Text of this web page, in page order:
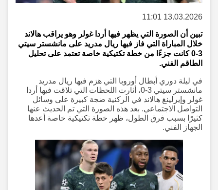
13.03.2026 11:01
تبين أن الصورة التي يظهر فيها أردا غولر وهو يراقب هالاند
خلال المباراة التي فاز فيها ريال مدريد على مانشستر سيتي
3-0 كانت جزءًا من خطة تكتيكية خاصة تعتمد على تحليل
الطاقم الفني.
في ليلة دوري أبطال أوروبا التي هزم فيها ريال مدريد
مانشستر سيتي 3-0، أثارت اللحظات التي تلاقت فيها أردا
غولر وإيرلينغ هالاند في الركنية ضجة كبيرة على وسائل
التواصل الاجتماعي. بعد هذه الصورة التي تم الحديث عنها
كثيرًا بسبب فرق الطول، ظهر خطة تكتيكية خاصة أعدها
الجهاز الفني.